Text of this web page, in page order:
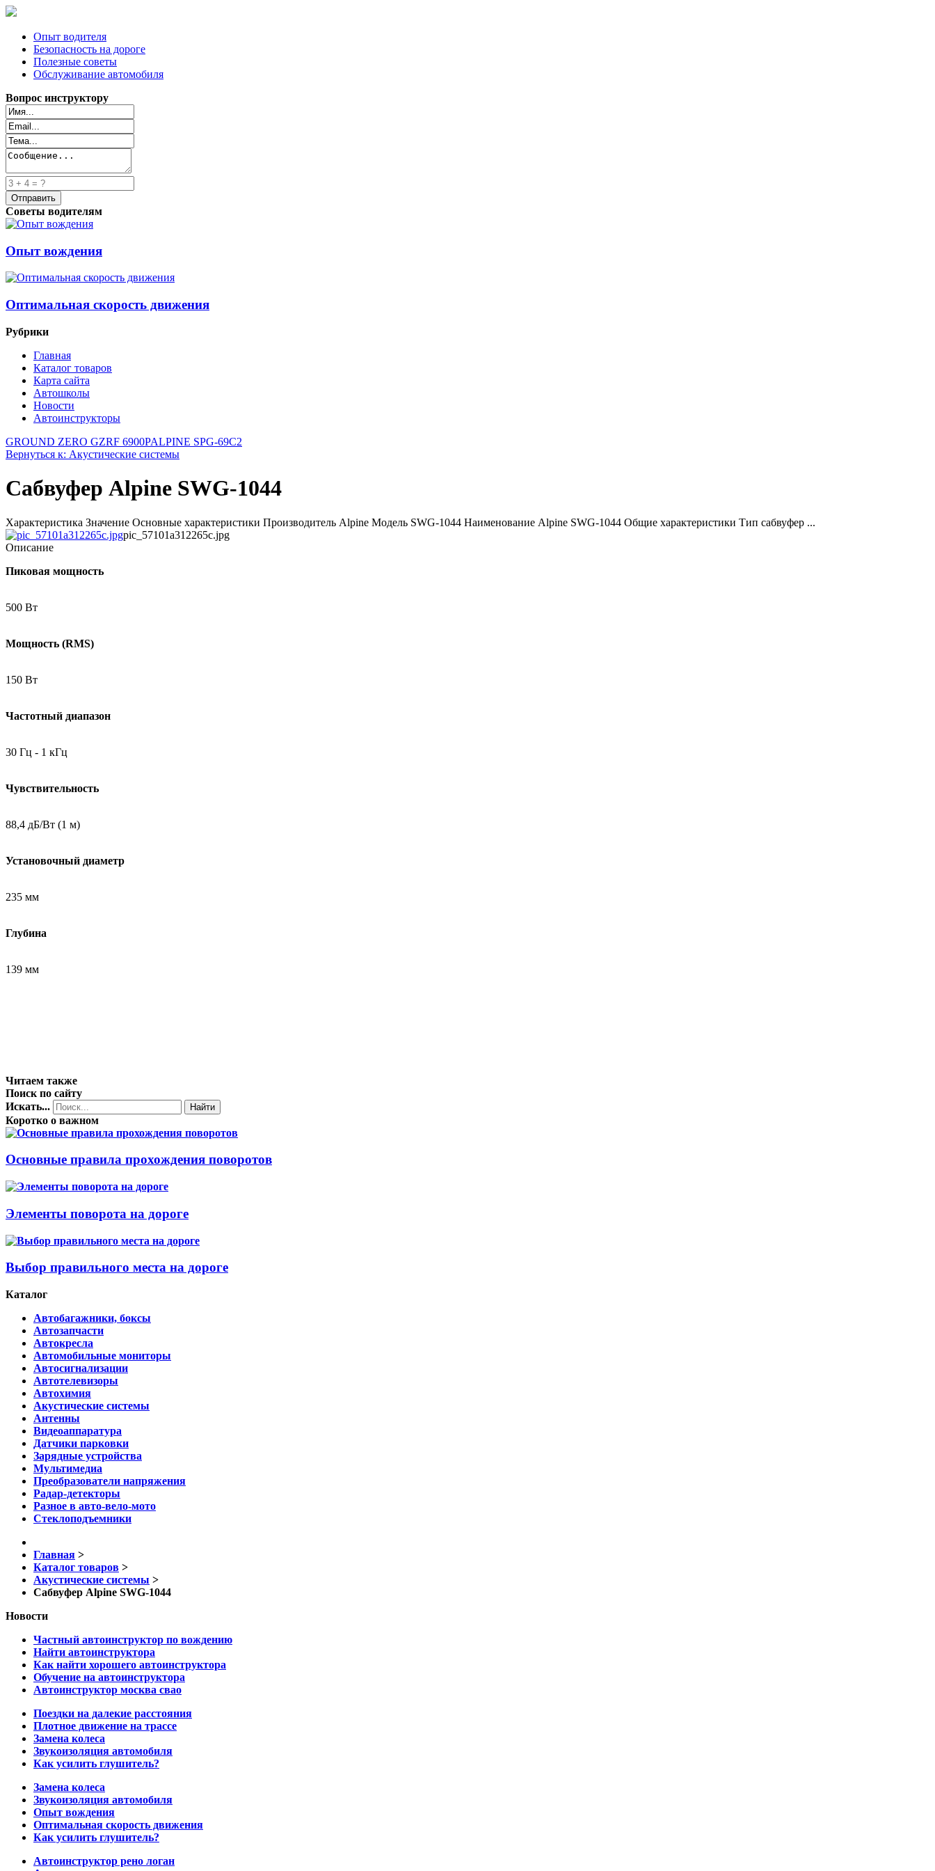
Опыт водителя
Безопасность на дороге
Полезные советы
Обслуживание автомобиля
Вопрос инструктору
Советы водителям
Опыт вождения
Оптимальная скорость движения
Рубрики
Главная
Каталог товаров
Карта сайта
Автошколы
Новости
Автоинструкторы
GROUND ZERO GZRF 6900PALPINE SPG-69C2
Вернуться к: Акустические системы
Сабвуфер Alpine SWG-1044
Характеристика Значение Основные характеристики Производитель Alpine Модель SWG-1044 Наименование Alpine SWG-1044 Общие характеристики Тип сабвуфер ...
pic_57101a312265c.jpg
Описание
Пиковая мощность
500 Bт
Мощность (RMS)
150 Bт
Частотный диапазон
30 Гц - 1 кГц
Чувствительность
88,4 дБ/Bт (1 м)
Установочный диаметр
235 мм
Глубина
139 мм
Читаем также
Поиск по сайту
Искать...
Найти
Коротко о важном
Основные правила прохождения поворотов
Элементы поворота на дороге
Выбор правильного места на дороге
Каталог
Автобагажники, боксы
Автозапчасти
Автокресла
Автомобильные мониторы
Автосигнализации
Автотелевизоры
Автохимия
Акустические системы
Антенны
Видеоаппаратура
Датчики парковки
Зарядные устройства
Мультимедиа
Преобразователи напряжения
Радар-детекторы
Разное в авто-вело-мото
Стеклоподъемники
Главная >
Каталог товаров >
Акустические системы >
Сабвуфер Alpine SWG-1044
Новости
Частный автоинструктор по вождению
Найти автоинструктора
Как найти хорошего автоинструктора
Обучение на автоинструктора
Автоинструктор москва свао
Поездки на далекие расстояния
Плотное движение на трассе
Замена колеса
Звукоизоляция автомобиля
Как усилить глушитель?
Замена колеса
Звукоизоляция автомобиля
Опыт вождения
Оптимальная скорость движения
Как усилить глушитель?
Автоинструктор рено логан